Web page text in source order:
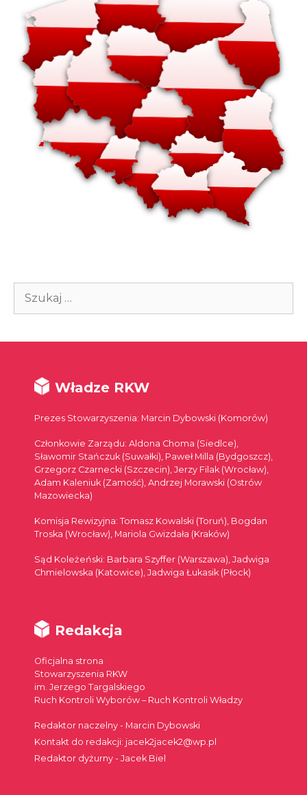
Szukaj:
Władze RKW
Prezes Stowarzyszenia: Marcin Dybowski (Komorów)
Członkowie Zarządu: Aldona Choma (Siedlce),
Sławomir Stańczuk (Suwałki), Paweł Milla (Bydgoszcz),
Grzegorz Czarnecki (Szczecin), Jerzy Filak (Wrocław),
Adam Kaleniuk (Zamość), Andrzej Morawski (Ostrów
Mazowiecka)
Komisja Rewizyjna: Tomasz Kowalski (Toruń), Bogdan
Troska (Wrocław), Mariola Gwizdała (Kraków)
Sąd Koleżeński: Barbara Szyffer (Warszawa), Jadwiga
Chmielowska (Katowice), Jadwiga Łukasik (Płock)
Redakcja
Oficjalna strona
Stowarzyszenia RKW
im. Jerzego Targalskiego
Ruch Kontroli Wyborów – Ruch Kontroli Władzy
Redaktor naczelny - Marcin Dybowski
Kontakt do redakcji: jacek2jacek2@wp.pl
Redaktor dyżurny - Jacek Biel